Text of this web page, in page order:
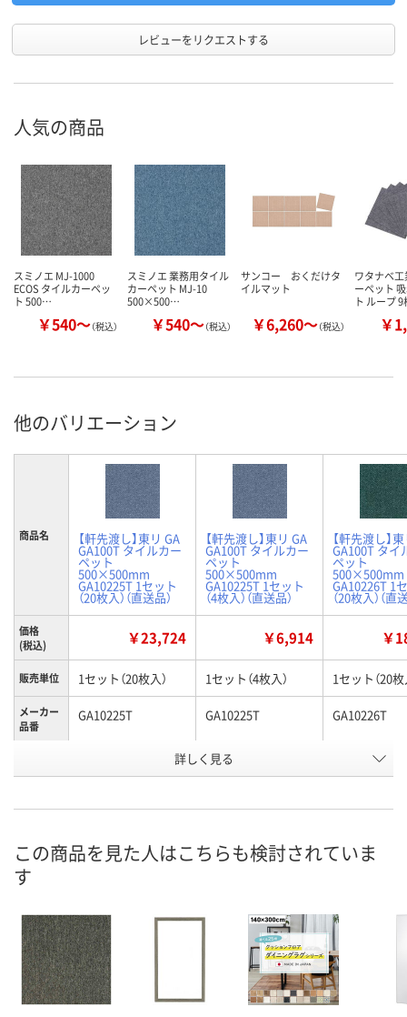
レビューをリクエストする
人気の商品
スミノエ MJ-1000
ECOS タイルカーペッ
ト 500…
￥540～（税込）
スミノエ 業務用タイル
カーペット MJ-10
500×500…
￥540～（税込）
サンコー おくだけタ
イルマット
￥6,260～（税込）
ワタナベ
ーペット
ト ループ
￥
他のバリエーション
商品名 【軒先渡し】東リ GA
GA100T タイルカー
ペット
500×500mm
GA10225T 1セット
（20枚入）（直送品）
【軒先渡し】東リ GA
GA100T タイルカー
ペット
500×500mm
GA10225T 1セット
（4枚入）（直送品）
【軒先渡し】
GA100T タイ
ペット
500×500mm
GA10226T 1
（20枚入）（直
価格
(税込)
￥23,724 ￥6,914 ￥
販売単位 1セット（20枚入） 1セット（4枚入） 1セット（20枚
メーカー
品番
GA10225T GA10225T GA10226T
AK38456 AK37348
9月1日（火）まで
カゴへ カゴへ
詳しく見る
この商品を見た人はこちらも検討されていま
す